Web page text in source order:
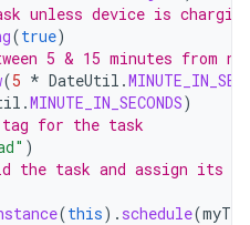
unless device is charging
(true)
5 & 15 minutes from
(5 * DateUtil .
.MINUTE_IN_SECONDS)
for the task
)
task and assign its
(this). schedule(